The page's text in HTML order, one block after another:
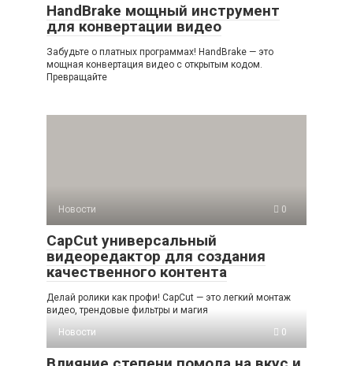
HandBrake мощный инструмент
для конвертации видео
Забудьте о платных программах! HandBrake — это
мощная конвертация видео с открытым кодом.
Превращайте
Новости 0
CapCut универсальный
видеоредактор для создания
качественного контента
Делай ролики как профи! CapCut — это легкий монтаж
видео, трендовые фильтры и магия
Новости
0